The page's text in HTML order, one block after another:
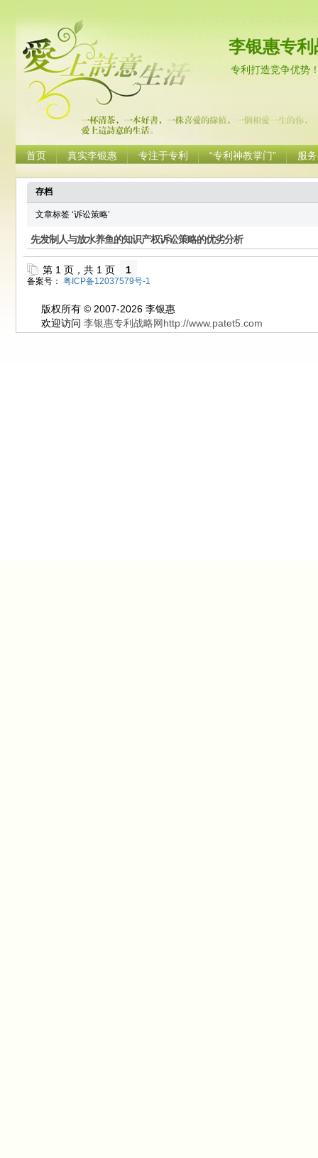
李银惠专利
专利打造竞争优势
首页 真实李银惠 专注于专利 “专利神教掌门” 服
存档
文章标签 ‘诉讼策略’
先发制人与放水养鱼的知识产权诉讼策略的优劣分析
第 1 页，共 1 页 1
备案号： 粤ICP备12037579号-1
版权所有 © 2007-2026 李银惠
欢迎访问 李银惠专利战略网http://www.patet5.com